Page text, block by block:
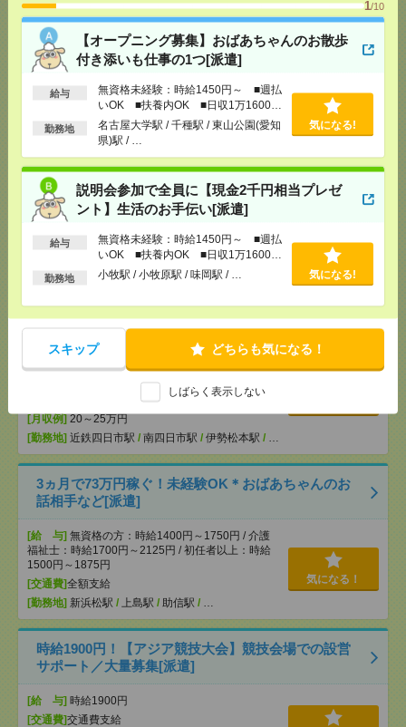
1/10
【オープニング募集】おばあちゃんのお散歩
付き添いも仕事の1つ[派遣]
給与
無資格未経験：時給1450円～ ■週払
いOK ■扶養内OK ■日収1万1600円
以上
勤務地
名古屋大学駅 / 千種駅 / 東山公園(愛知
県)駅 / …
気になる!
説明会参加で全員に【現金2千円相当プレゼ
ント】生活のお手伝い[派遣]
給与
無資格未経験：時給1450円～ ■週払
いOK ■扶養内OK ■日収1万1600円
以上
勤務地 小牧駅 / 小牧原駅 / 味岡駅 / … 気になる!
スキップ どちらも気になる！
しばらく表示しない
[給 与]無資格未経験：時給1450円～ ■週払い
OK ■扶養内OK ■日収1万1600円以上
[交通費]
交通費全額支給
[勤務地]小牧駅 /小牧原駅 味岡駅 …
3ヵ月で73万円稼ぐ！病院で備品のチェックなど＊医
療行為はナシ[派遣]
[給 与]無資格の方：時給1400円～1750円 / 介護
福祉士：時給1700円～2125円 / 初任者以上：時給
1500円～1875円
[交通費] 全額支給
[月収例]
20～25万円
沼津駅/片浜駅/原(静岡県)駅/…
ックなど[派遣]
[給 与]無資格の方：時給1400円～1750円 / 介護
福祉士：時給1700円～2125円 / 初任者以上：時給
[月収例] 20～25万円
[勤務地] 近鉄四日市駅 / 南四日市駅 / 伊勢松本駅 / …
3ヵ月で73万円稼ぐ！未経験OK＊おばあちゃんのお
話相手など[派遣]
[給 与] 無資格の方：時給1400円～1750円 / 介護
福祉士：時給1700円～2125円 / 初任者以上：時給
1500円～1875円
[交通費]全額支給
[勤務地] 新浜松駅 / 上島駅 / 助信駅 / …
気になる！
時給1900円！【アジア競技大会】競技会場での設営
サポート／大量募集[派遣]
[給 与] 時給1900円
[交通費]交通費支給